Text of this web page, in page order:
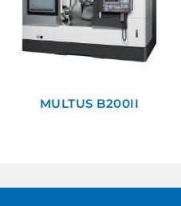
MULTUS B200II